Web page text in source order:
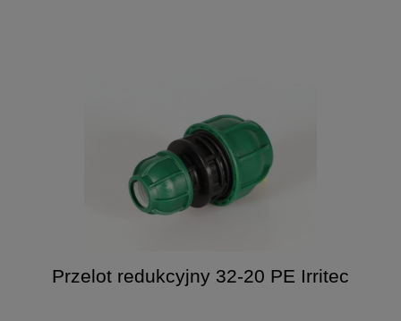
Przelot redukcyjny 32-20 PE Irritec